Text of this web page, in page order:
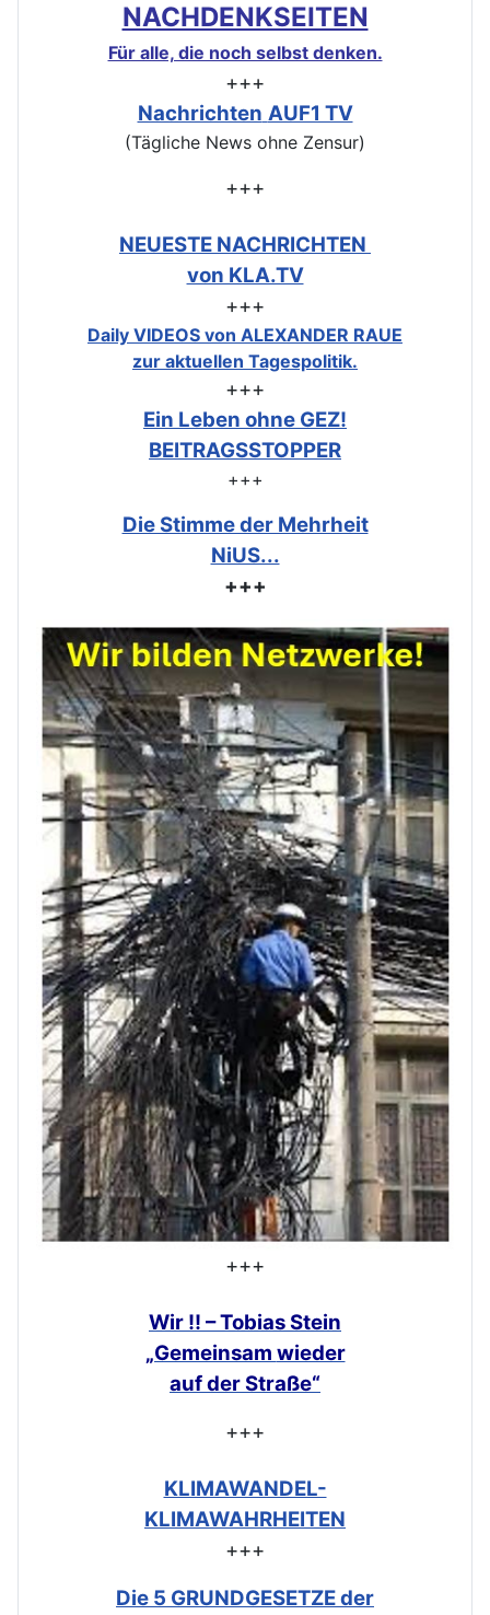
NACHDENKSEITEN
Für alle, die noch selbst denken.
+++
Nachrichten AUF1 TV
(Tägliche News ohne Zensur)
+++
NEUESTE NACHRICHTEN
von KLA.TV
+++
Daily VIDEOS von ALEXANDER RAUE
zur aktuellen Tagespolitik.
+++
Ein Leben ohne GEZ!
BEITRAGSSTOPPER
+++
Die Stimme der Mehrheit
NiUS...
+++
+++
Wir !! – Tobias Stein
„Gemeinsam wieder
auf der Straße“
+++
KLIMAWANDEL-
KLIMAWAHRHEITEN
+++
Die 5 GRUNDGESETZE der